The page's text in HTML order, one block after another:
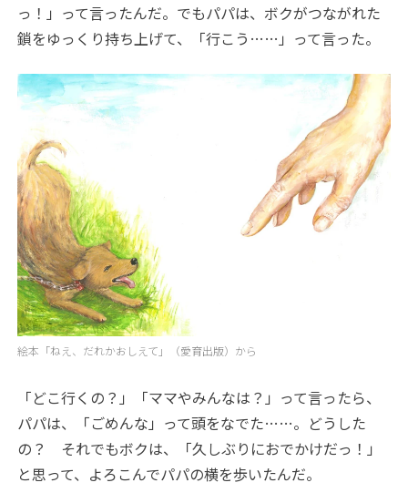
っ！」って言ったんだ。でもパパは、ボクがつながれた
鎖をゆっくり持ち上げて、「行こう……」って言った。
絵本「ねえ、だれかおしえて」（愛育出版）から
「どこ行くの？」「ママやみんなは？」って言ったら、
パパは、「ごめんな」って頭をなでた……。どうした
の？ それでもボクは、「久しぶりにおでかけだっ！」
と思って、よろこんでパパの横を歩いたんだ。